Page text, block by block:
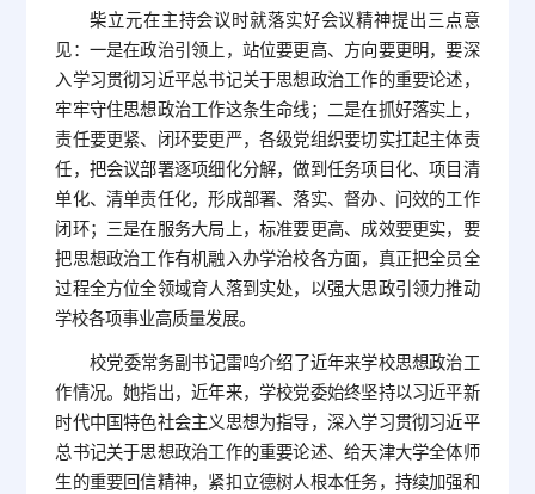
柴立元在主持会议时就落实好会议精神提出三点意
见：一是在政治引领上，站位要更高、方向要更明，要深
入学习贯彻习近平总书记关于思想政治工作的重要论述，
牢牢守住思想政治工作这条生命线；二是在抓好落实上，
责任要更紧、闭环要更严，各级党组织要切实扛起主体责
任，把会议部署逐项细化分解，做到任务项目化、项目清
单化、清单责任化，形成部署、落实、督办、问效的工作
闭环；三是在服务大局上，标准要更高、成效要更实，要
把思想政治工作有机融入办学治校各方面，真正把全员全
过程全方位全领域育人落到实处，以强大思政引领力推动
学校各项事业高质量发展。
校党委常务副书记雷鸣介绍了近年来学校思想政治工
作情况。她指出，近年来，学校党委始终坚持以习近平新
时代中国特色社会主义思想为指导，深入学习贯彻习近平
总书记关于思想政治工作的重要论述、给天津大学全体师
生的重要回信精神，紧扣立德树人根本任务，持续加强和